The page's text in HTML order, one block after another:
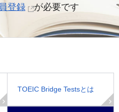
登録 が必要です
TOEIC Bridge Testsとは